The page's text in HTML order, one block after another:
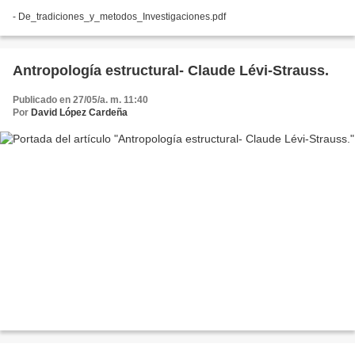
- De_tradiciones_y_metodos_Investigaciones.pdf
Antropología estructural- Claude Lévi-Strauss.
Publicado en 27/05/a. m. 11:40
Por David López Cardeña